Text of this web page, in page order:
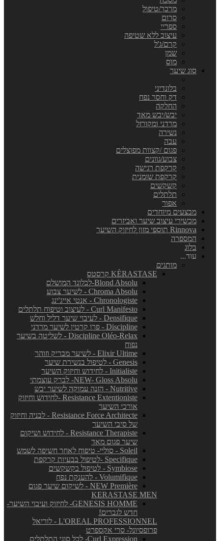
מרכך/טיפול
סרום
ספריי
עיצוב ללא שטיפה
קרם/ג'ל
שמן
מוס
סוג שיער
בלונדיני
דק וחסר נפח
החלקה
יבש/יבש מאד
מרדני ומקורזל
נשירה
עבה
פגום /קצוות מפוצלים
צבוע/גוונים
קרקפת רגישה
קרקפת שומנית
קשקשים
תלתלים
אפור
מבצעים מיוחדים
מכשירי עיצוב שיער ואביזרים
Rinnova תוספי מזון לחיזוק השיער
המספרה
בלוג
עוד...
מותגים
KÈRASTASE קרסטס
Blond Absolu-לבלונד המושלם
Chroma Absolu - לשיער צבוע
Chronologiste - אנטי אייג'ינג
Curl Manifesto - לעיצוב וטיפוח תלתלים
Densifique - לעיבוי שיער דליל וחלש
Discipline - פרו קרטין לשיער מרדני
Discipline Oléo-Relax - לשליטה בשיער
נפוח
Elixir Ultime - לשיער מבריק וזוהר
Genesis - לטיפול בנשירת שיער
Initialiste - לחידוש וחיזוק השיער
NEW- Gloss Absolu- לברק עוצמתי
Nutritive - הזנה עמוקה לשיער יבש
Resistance Extentioniste -לחידוש וחיזוק
אורכי השיער
Resistance Force Architecte - לבניה וחיזוק
של סיבי השיער
Resistance Therapiste - לחידוש ושיקום
שיער פגום מאד
Soleil - סוליי- טיפוח לאחר חשיפה לשמש
Specifique -לטיפול בבעיות קרקפת
Symbiose - לטיפול בקשקשים
Volumifique - להענקת נפח
NEW Première - לשיקום שיער פגום
KERASTASE MEN
GENESIS HOMME- לחיזוק ועיבוי השיער-
חדש לגברים!
L'OREAL PROFESSIONNEL - לוריאל
פרופסיונל- סרי אקספרט
Curl Expression- לכל סוגי התלתלים